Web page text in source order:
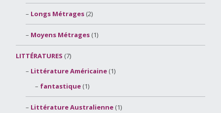
Longs Métrages(2)
Moyens Métrages(1)
LITTÉRATURES (7)
Littérature Américaine(1)
fantastique (1)
Littérature Australienne(1)